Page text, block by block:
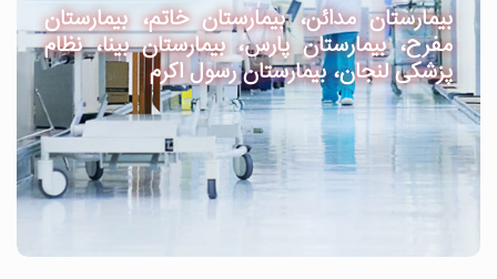
بیمارستان مدائن، بیمارستان خاتم، بیمارستان
مفرح، بیمارستان پارس، بیمارستان بینا، نظام
پزشکی لنجان، بیمارستان رسول اکرم